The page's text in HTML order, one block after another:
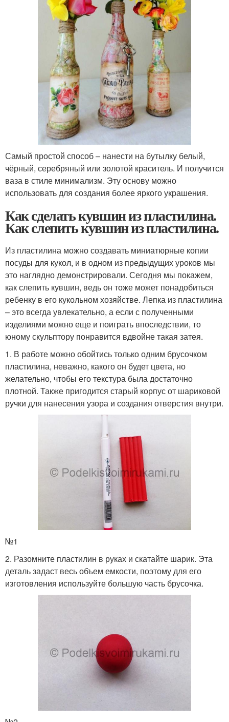
Самый простой способ – нанести на бутылку белый,
чёрный, серебряный или золотой краситель. И получится
ваза в стиле минимализм. Эту основу можно
использовать для создания более яркого украшения.
Как сделать кувшин из пластилина.
Как слепить кувшин из пластилина.
Из пластилина можно создавать миниатюрные копии
посуды для кукол, и в одном из предыдущих уроков мы
это наглядно демонстрировали. Сегодня мы покажем,
как слепить кувшин, ведь он тоже может понадобиться
ребенку в его кукольном хозяйстве. Лепка из пластилина
– это всегда увлекательно, а если с полученными
изделиями можно еще и поиграть впоследствии, то
юному скульптору понравится вдвойне такая затея.
1. В работе можно обойтись только одним брусочком
пластилина, неважно, какого он будет цвета, но
желательно, чтобы его текстура была достаточно
плотной. Также пригодится старый корпус от шариковой
ручки для нанесения узора и создания отверстия внутри.
№1
2. Разомните пластилин в руках и скатайте шарик. Эта
деталь задаст весь объем емкости, поэтому для его
изготовления используйте большую часть брусочка.